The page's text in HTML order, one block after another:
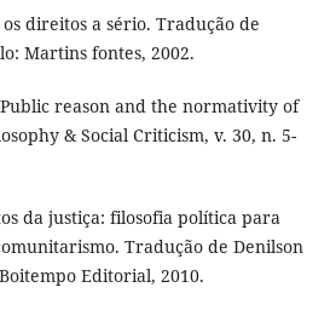
direitos a sério. Tradução de
Martins fontes, 2002.
Public reason and the normativity of
& Social Criticism, v. 30, n. 5-
da justiça: filosofia política para
Tradução de Denilson
Editorial, 2010.